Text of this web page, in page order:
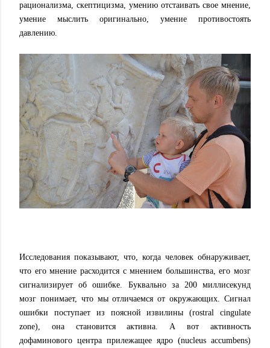
рационализма, скептицизма, умению отстаивать свое мнение,
умение мыслить оригинально, умение противостоять
давлению.
Исследования показывают, что, когда человек обнаруживает,
что его мнение расходится с мнением большинства, его мозг
сигнализирует об ошибке. Буквально за 200 миллисекунд
мозг понимает, что мы отличаемся от окружающих. Сигнал
ошибки поступает из поясной извилины (rostral cingulate
zone), она становится активна. А вот активность
дофаминового центра прилежащее ядро (nucleus accumbens)